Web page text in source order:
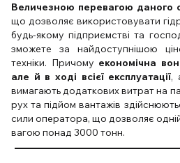
Величезною перевагою даного
що дозволяє використовувати
будь-якому підприємстві та
зможете за найдоступнішою
техніки. Причому економічна
але й в ході всієї експлуатації,
вимагають додаткових витрат на
рух та підйом вантажів
сили оператора, що дозволяє одній
вагою понад 3000 тонн.